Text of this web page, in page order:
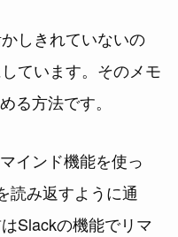
しきれていないの
ています。そのメモ
る方法です。
インド機能を使っ
読み返すように通
Slackの機能でリマ